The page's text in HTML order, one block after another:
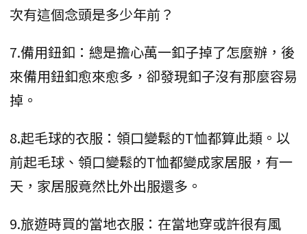
次有這個念頭是多少年前？
7.備用鈕釦：總是擔心萬一釦子掉了怎麼辦，後
來備用鈕釦愈來愈多，卻發現釦子沒有那麼容易
掉。
8.起毛球的衣服：領口變鬆的T恤都算此類。以
前起毛球、領口變鬆的T恤都變成家居服，有一
天，家居服竟然比外出服還多。
9.旅遊時買的當地衣服：在當地穿或許很有風